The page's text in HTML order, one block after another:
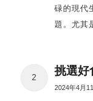
碌的現代
題。尤其
2
挑選好
2024年4月